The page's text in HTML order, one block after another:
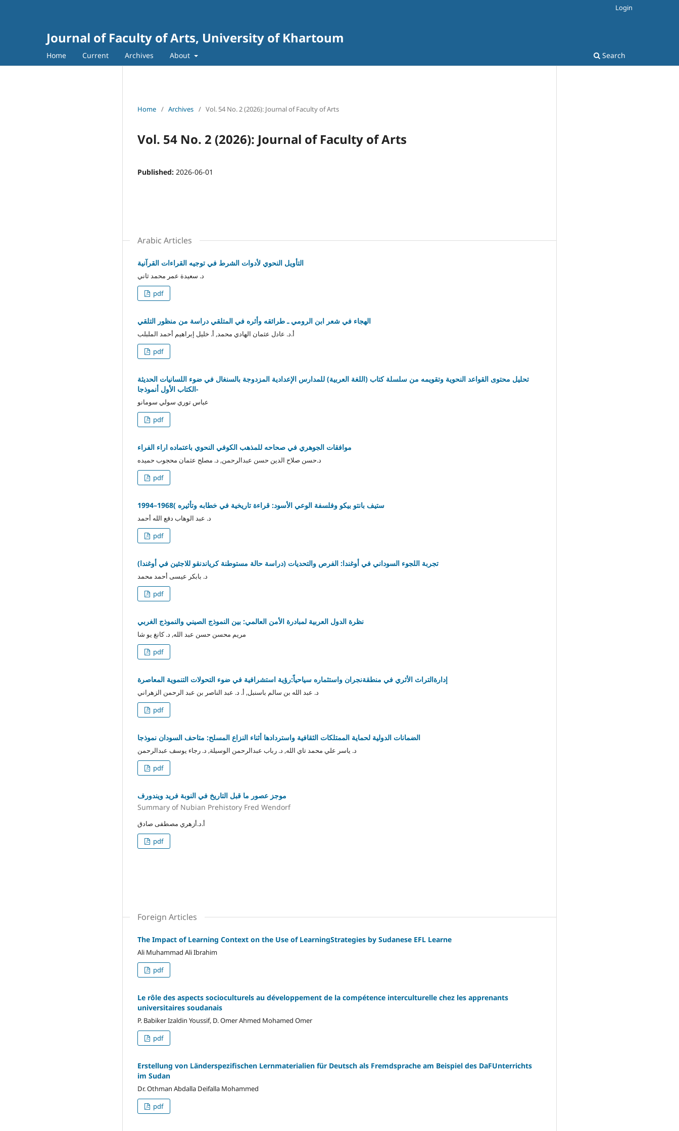
Journal of Faculty of Arts, University of Khartoum
Home Current Archives About Search
Login
Home / Archives / Vol. 54 No. 2 (2026): Journal of Faculty of Arts
Vol. 54 No. 2 (2026): Journal of Faculty of Arts
Published: 2026-06-01
Arabic Articles
التأويل النحوي لأدوات الشرط في توجيه القراءات القرآنية
د. سعيدة عمر محمد ثاني
pdf
الهجاء في شعر ابن الرومي ـ طرائقه وأثره في المتلقي دراسة من منظور التلقي
أ.د. عادل عثمان الهادي محمد, أ. خليل إبراهيم أحمد الملبلب
pdf
تحليل محتوى القواعد النحوية وتقويمه من سلسلة كتاب (اللغة العربية) للمدارس الإعدادية المزدوجة بالسنغال في ضوء اللسانيات الحديثة
-الكتاب الأول أنموذجا
عباس توري سولي سومانو
pdf
موافقات الجوهري في صحاحه للمذهب الكوفي النحوي باعتماده اراء الفراء
د.حسن صلاح الدين حسن عبدالرحمن, د. مصلح عثمان محجوب حميده
pdf
ستيف بانتو بيكو وفلسفة الوعي الأسود: قراءة تاريخية في خطابه وتأثيره )1968–1994
د. عبد الوهاب دفع الله أحمد
pdf
(تجربة اللجوء السوداني في أوغندا: الفرص والتحديات (دراسة حالة مستوطنة كرياندنقو للاجئين في أوغندا
د. بابكر عيسى أحمد محمد
pdf
نظرة الدول العربية لمبادرة الأمن العالمي: بين النموذج الصيني والنموذج الغربي
مريم محسن حسن عبد الله, د. كانغ يو شا
pdf
إدارةالتراث الأثري في منطقةنجران واستثماره سياحياً:رؤية استشرافية في ضوء التحولات التنموية المعاصرة
د. عبد الله بن سالم باسنبل, أ. د. عبد الناصر بن عبد الرحمن الزهراني
pdf
الضمانات الدولية لحماية الممتلكات الثقافية واستردادها أثناء النزاع المسلح: متاحف السودان نموذجا
د. ياسر علي محمد تاي الله, د. رباب عبدالرحمن الوسيلة, د. رجاء يوسف عبدالرحمن
pdf
موجز عصور ما قبل التاريخ في النوبة فريد ويندورف
Summary of Nubian Prehistory Fred Wendorf
أ.د.أزهري مصطفى صادق
pdf
Foreign Articles
The Impact of Learning Context on the Use of LearningStrategies by Sudanese EFL Learne
Ali Muhammad Ali Ibrahim
pdf
Le rôle des aspects socioculturels au développement de la compétence interculturelle chez les apprenants
universitaires soudanais
P. Babiker Izaldin Youssif, D. Omer Ahmed Mohamed Omer
pdf
Erstellung von Länderspezifischen Lernmaterialien für Deutsch als Fremdsprache am Beispiel des DaFUnterrichts
im Sudan
Dr. Othman Abdalla Deifalla Mohammed
pdf